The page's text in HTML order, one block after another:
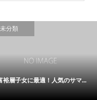
未分類
裕層子女に最適！人気のサマ...